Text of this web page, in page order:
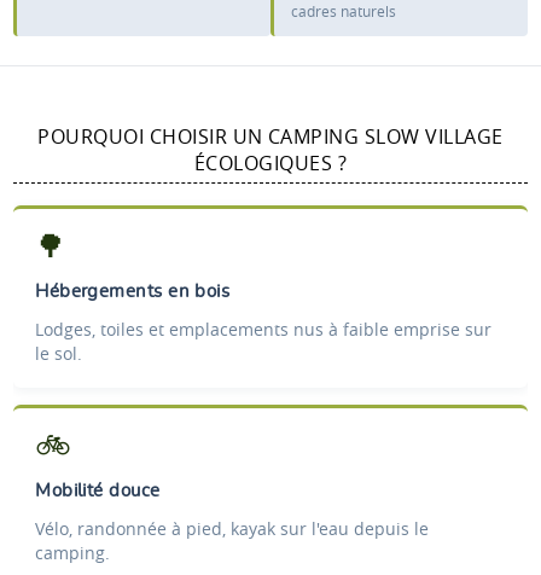
cadres naturels
POURQUOI CHOISIR UN CAMPING SLOW VILLAGE
ÉCOLOGIQUES ?
🌳
Hébergements en bois
Lodges, toiles et emplacements nus à faible emprise sur
le sol.
🚲
Mobilité douce
Vélo, randonnée à pied, kayak sur l'eau depuis le
camping.